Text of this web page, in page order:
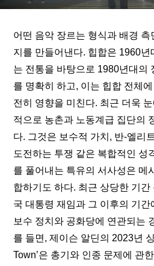
어떤 음악 장르는 형식과 배경 측
지를 만들어낸다. 힙합은 1960년
는 전통을 바탕으로 1980년대의
를 명확히 하고, 이는 힙합 전체
전히 영향을 미친다. 최근 더욱
적으로 농촌과 노동계급 집단의
다. 그것은 보수적 가치, 반-엘리
도전하는 투쟁 같은 복합적인 성
를 풀어내는 특유의 서사성은 메
합하기도 하다. 최근 상당한 기간
국 대통령 재임과 그 이후의 기
보수 정치와 공화당에 연관되는
를 들면, 제이슨 알딘의 2023년
Town’은 총기와 인종 문제에 관